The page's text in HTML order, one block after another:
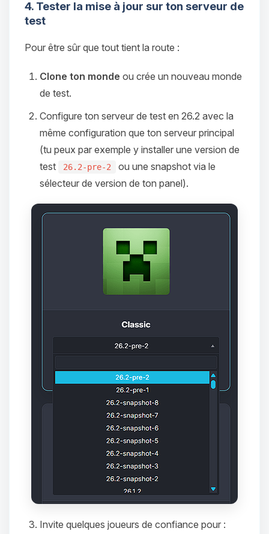
4. Tester la mise à jour sur ton serveur de
test
Pour être sûr que tout tient la route :
Clone ton monde ou crée un nouveau monde
de test.
Configure ton serveur de test en 26.2 avec la
même configuration que ton serveur principal
(tu peux par exemple y installer une version de
test
26.2-pre-2
ou une snapshot via le
sélecteur de version de ton panel).
Invite quelques joueurs de confiance pour :
parler ! Moi c’est Choupy, ton petit
assistant BoxToPlay. Dis-moi ce dont
tu as besoin et je vais remuer mes
petits circuits pour t’aider.